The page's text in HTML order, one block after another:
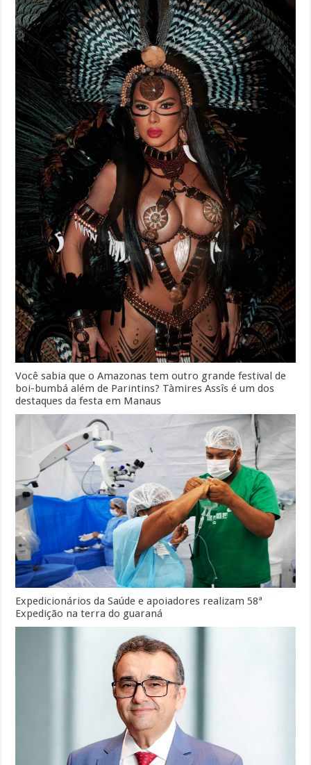
Você sabia que o Amazonas tem outro grande festival de
boi-bumbá além de Parintins? Tàmires Assîs é um dos
destaques da festa em Manaus
Expedicionários da Saúde e apoiadores realizam 58ª
Expedição na terra do guaraná